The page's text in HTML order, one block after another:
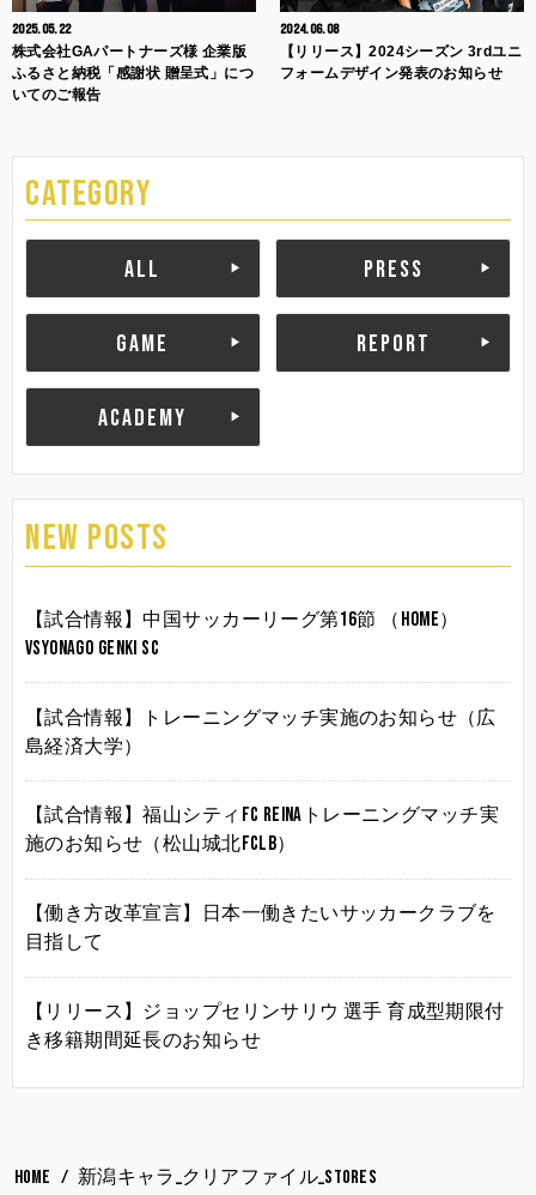
2025.05.22
株式会社GAパートナーズ様 企業版
ふるさと納税「感謝状 贈呈式」につ
いてのご報告
2024.06.08
【リリース】2024シーズン 3rdユニ
フォームデザイン発表のお知らせ
CATEGORY
ALL PRESS
GAME REPORT
ACADEMY
NEW POSTS
【試合情報】中国サッカーリーグ第16節 （HOME）
vsYonago Genki SC
【試合情報】トレーニングマッチ実施のお知らせ（広
島経済大学）
【試合情報】福山シティFC Reinaトレーニングマッチ実
施のお知らせ（松山城北FCLB）
【働き方改革宣言】日本一働きたいサッカークラブを
目指して
【リリース】ジョップセリンサリウ 選手 育成型期限付
き移籍期間延長のお知らせ
HOME 新潟キャラ_クリアファイル_STORES